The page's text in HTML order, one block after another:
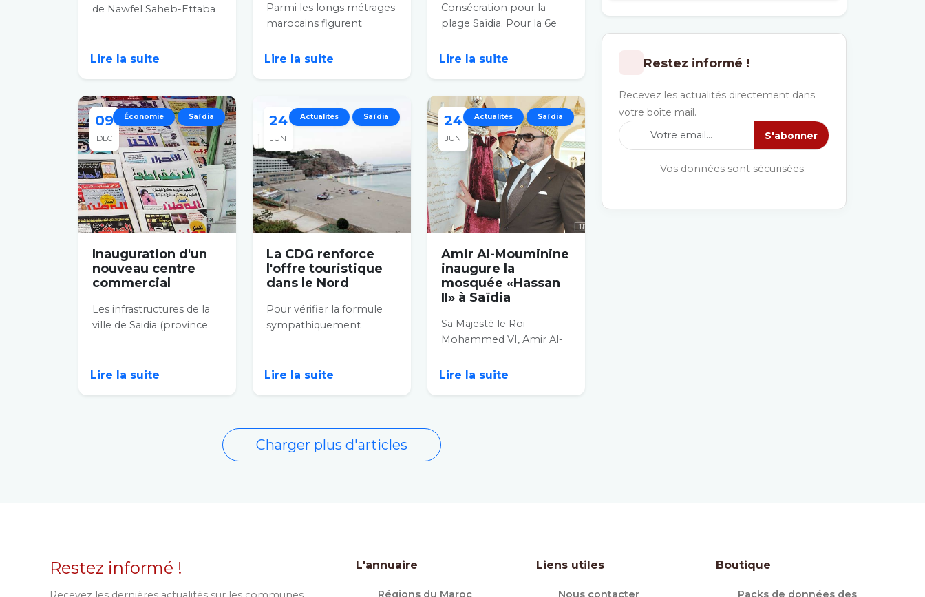
de Nawfel Saheb-Ettaba
Lire la suite
Parmi les longs métrages
marocains figurent
de Tarik El Idrissi,...
Lire la suite
Consécration pour la
plage Saïdia. Pour la 6e
Pavillon bleu et se...
Lire la suite
09
DEC
Économie Saïdia
Inauguration d'un
nouveau centre
commercial
Les infrastructures de la
ville de Saidia (province
Lire la suite
24
JUN
Actualités Saïdia
La CDG renforce
l'offre touristique
dans le Nord
Pour vérifier la formule
sympathiquement
plus beau...
Lire la suite
24
JUN
Actualités Saïdia
Amir Al-Mouminine
inaugure la
mosquée «Hassan
II» à Saïdia
Sa Majesté le Roi
Mohammed VI, Amir Al-
l’assiste, a procédé, lundi,
Lire la suite
Charger plus d'articles
Restez informé !
Recevez les actualités directement dans
votre boîte mail.
S'abonner
Vos données sont sécurisées.
Restez informé ! L'annuaire
Régions du Maroc
Liens utiles
Nous contacter
Boutique
Packs de données des